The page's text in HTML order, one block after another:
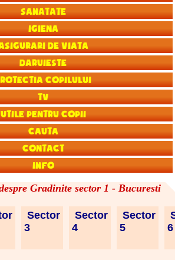
Sanatate
Igiena
de viata
Daruieste
copilului
TV
Utile pentru copii
Cauta
Contact
Info
Gradinite sector 1 - Bucuresti
Sector
3
Sector
4
Sector
5